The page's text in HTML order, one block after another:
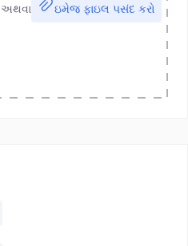
અથવા ઇમેજ ફાઇલ પસંદ કરો